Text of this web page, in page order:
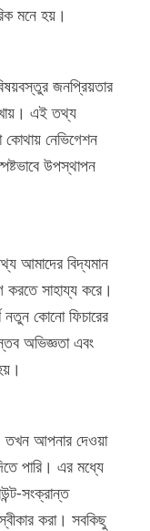
মনে হয়।
জনপ্রিয়তার
এই তথ্য
কোথায় নেভিগেশন
উপস্থাপন
আমাদের বিদ্যমান
সাহায্য করে।
নতুন কোনো ফিচারের
অভিজ্ঞতা এবং
তখন আপনার দেওয়া
পারি। এর মধ্যে
সংক্রান্ত
করা। সবকিছু